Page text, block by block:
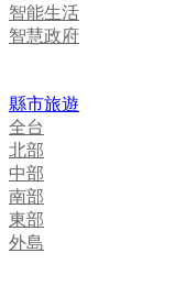
智能生活
智慧政府
縣市旅遊
全台
北部
中部
南部
東部
外島